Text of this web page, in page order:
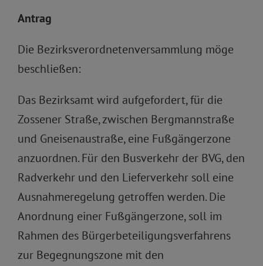
Antrag
Die Bezirksverordnetenversammlung möge
beschließen:
Das Bezirksamt wird aufgefordert, für die
Zossener Straße, zwischen Bergmannstraße
und Gneisenaustraße, eine Fußgängerzone
anzuordnen. Für den Busverkehr der BVG, den
Radverkehr und den Lieferverkehr soll eine
Ausnahmeregelung getroffen werden. Die
Anordnung einer Fußgängerzone, soll im
Rahmen des Bürgerbeteiligungsverfahrens
zur Begegnungszone mit den